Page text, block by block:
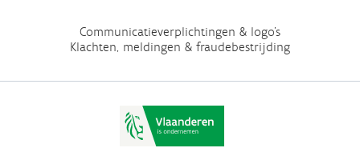
Communicatieverplichtingen & logo's
Klachten, meldingen & fraudebestrijding